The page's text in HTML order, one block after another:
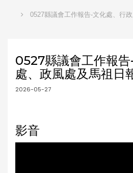
0527縣議會工作報告-文化處、行
0527縣議會工作報
處、政風處及馬祖日
2026-05-27
影音